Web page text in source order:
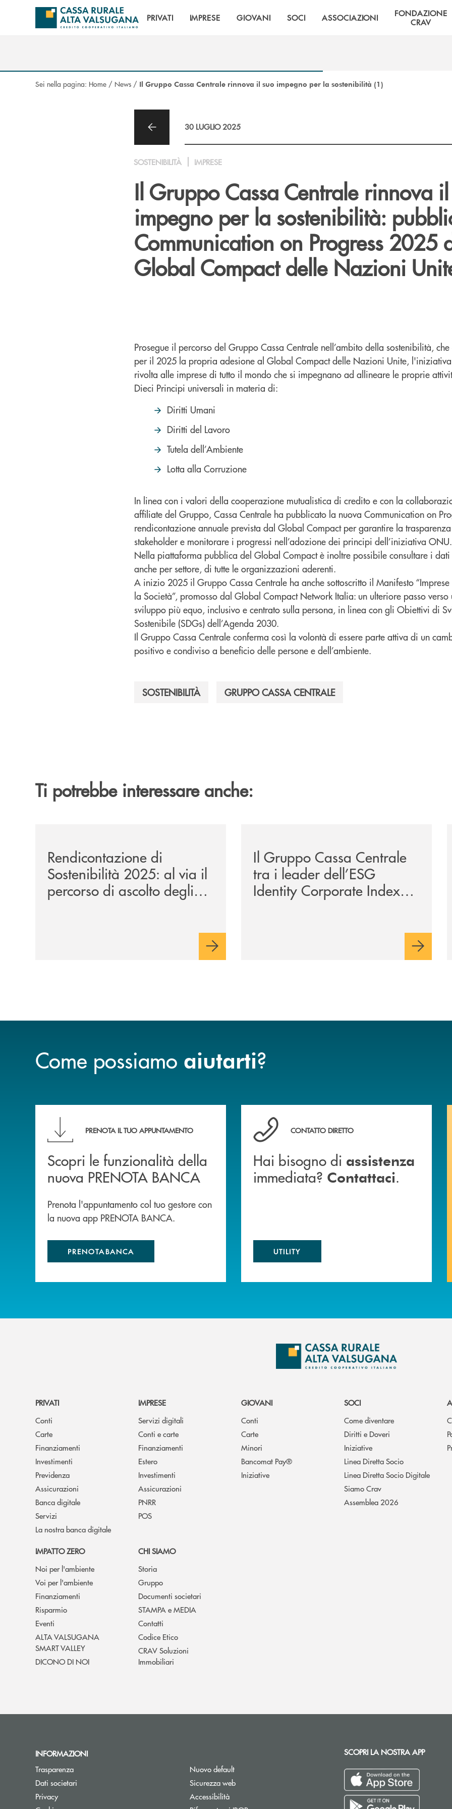
Salta al contenuto principale
PRIVATI IMPRESE GIOVANI SOCI ASSOCIAZIONI
FONDAZIONE
CRAV
Sei nella pagina: Home / News / Il Gruppo Cassa Centrale rinnova il suo impegno per la sostenibilità (1)
30 LUGLIO 2025
SOSTENIBILITÀ IMPRESE
Il Gruppo Cassa Centrale rinnova
impegno per la sostenibilità:
Communication on Progress 2025
Global Compact delle Nazioni
Prosegue il percorso del Gruppo Cassa Centrale nell’ambito della sostenibilità,
per il 2025 la propria adesione al Global Compact delle Nazioni Unite,
rivolta alle imprese di tutto il mondo che si impegnano ad allineare le proprie
Dieci Principi universali in materia di:
Diritti Umani
Diritti del Lavoro
Tutela dell’Ambiente
Lotta alla Corruzione
In linea con i valori della cooperazione mutualistica di credito e con la
affiliate del Gruppo, Cassa Centrale ha pubblicato la nuova Communication on
rendicontazione annuale prevista dal Global Compact per garantire la
stakeholder e monitorare i progressi nell’adozione dei principi dell’iniziativa ONU.
Nella piattaforma pubblica del Global Compact è inoltre possibile consultare i
anche per settore, di tutte le organizzazioni aderenti.
A inizio 2025 il Gruppo Cassa Centrale ha anche sottoscritto il Manifesto “Imprese
la Società”, promosso dal Global Compact Network Italia: un ulteriore passo
sviluppo più equo, inclusivo e centrato sulla persona, in linea con gli Obiettivi di
Sostenibile (SDGs) dell’Agenda 2030.
Il Gruppo Cassa Centrale conferma così la volontà di essere parte attiva di un
positivo e condiviso a beneficio delle persone e dell’ambiente.
SOSTENIBILITÀ GRUPPO CASSA CENTRALE
Ti potrebbe interessare anche:
Rendicontazione di
Sostenibilità 2025: al via il
percorso di ascolto degli
stakeholder del Gruppo
Il Gruppo Cassa Centrale
tra i leader dell’ESG
Identity Corporate Index
Come possiamo aiutarti?
PRENOTA IL TUO APPUNTAMENTO
Scopri le funzionalità della
nuova PRENOTA BANCA
Prenota l'appuntamento col tuo gestore con
la nuova app PRENOTA BANCA.
PRENOTABANCA
Hai bisogno di assistenza immediata? Contattaci .
CONTATTO DIRETTO
Hai bisogno di assistenza
immediata? Contattaci.
UTILITY
PRIVATI
Conti
Carte
Finanziamenti
Investimenti
Previdenza
Assicurazioni
Banca digitale
Servizi
La nostra banca digitale
IMPRESE
Servizi digitali
Conti e carte
Finanziamenti
Estero
Investimenti
Assicurazioni
PNRR
POS
GIOVANI
Conti
Carte
Minori
Bancomat Pay®
Iniziative
SOCI
Come diventare
Diritti e Doveri
Iniziative
Linea Diretta Socio
Linea Diretta Socio Digitale
Siamo Crav
Assemblea 2026
IMPATTO ZERO
Noi per l'ambiente
Voi per l'ambiente
Finanziamenti
Risparmio
Eventi
ALTA VALSUGANA
SMART VALLEY
DICONO DI NOI
CHI SIAMO
Storia
Gruppo
Documenti societari
STAMPA e MEDIA
Contatti
Codice Etico
CRAV Soluzioni
Immobiliari
INFORMAZIONI
Trasparenza
Dati societari
Privacy
Nuovo default
Sicurezza web
Accessibilità
SCOPRI LA NOSTRA APP